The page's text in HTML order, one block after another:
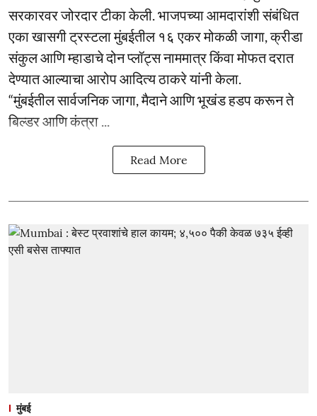
सरकारवर जोरदार टीका केली. भाजपच्या आमदारांशी संबंधित
एका खासगी ट्रस्टला मुंबईतील १६ एकर मोकळी जागा, क्रीडा
संकुल आणि म्हाडाचे दोन प्लॉट्स नाममात्र किंवा मोफत दरात
देण्यात आल्याचा आरोप आदित्य ठाकरे यांनी केला.
“मुंबईतील सार्वजनिक जागा, मैदाने आणि भूखंड हडप करून ते
बिल्डर आणि कंत्रा ...
Read More
मुंबई